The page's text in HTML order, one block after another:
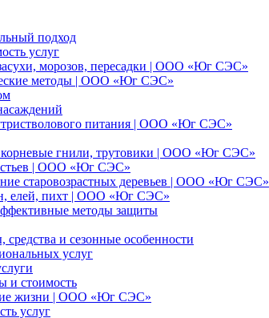
подход
услуг
морозов, пересадки | ООО «Юг СЭС»
методы | ООО «Юг СЭС»
питания | ООО «Юг СЭС»
корневые гнили, трутовики | ООО «Юг СЭС»
| ООО «Юг СЭС»
старовозрастных деревьев | ООО «Юг СЭС»
елей, пихт | ООО «Юг СЭС»
методы защиты
и сезонные особенности
услуг
и стоимость
жизни | ООО «Юг СЭС»
услуг